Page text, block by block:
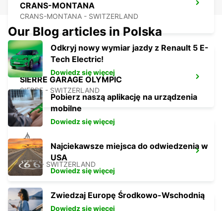
CRANS-MONTANA
CRANS-MONTANA - SWITZERLAND
SIERRE GARAGE OLYMPIC
SIERRE - SWITZERLAND
AIGLE
AIGLE - SWITZERLAND
Our Blog articles in Polska
Odkryj nowy wymiar jazdy z Renault 5 E-
Tech Electric!
Dowiedz się więcej
Pobierz naszą aplikację na urządzenia
mobilne
Dowiedz się więcej
Najciekawsze miejsca do odwiedzenia w
USA
Dowiedz się więcej
Zwiedzaj Europę Środkowo-Wschodnią
Dowiedz się więcej